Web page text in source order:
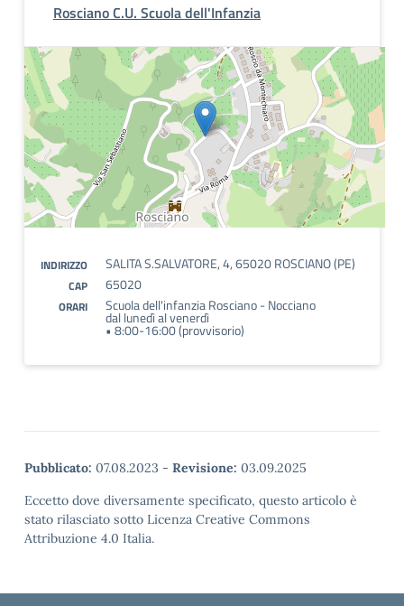
Rosciano C.U. Scuola dell'Infanzia
INDIRIZZO SALITA S.SALVATORE, 4, 65020 ROSCIANO (PE)
CAP 65020
ORARI Scuola dell'infanzia Rosciano - Nocciano
dal lunedì al venerdì
• 8:00-16:00 (provvisorio)
Pubblicato: 07.08.2023 - Revisione: 03.09.2025
Eccetto dove diversamente specificato, questo articolo è
stato rilasciato sotto Licenza Creative Commons
Attribuzione 4.0 Italia.